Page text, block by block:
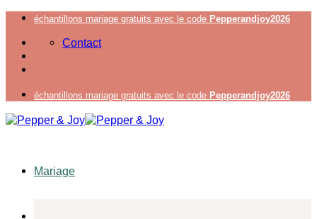
Passer
contenu
échantillons mariage gratuits avec le code Pepperandjoy2026
Contact
échantillons mariage gratuits avec le code Pepperandjoy2026
Mariage